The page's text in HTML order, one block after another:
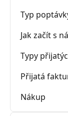
Typ
Jak začít s
Typy
Přijatá
Nákup